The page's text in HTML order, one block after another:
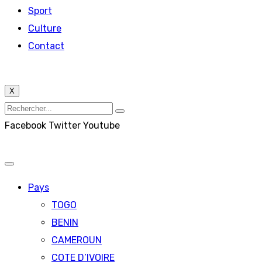
Sport
Culture
Contact
X
Facebook Twitter Youtube
Pays
TOGO
BENIN
CAMEROUN
COTE D’IVOIRE